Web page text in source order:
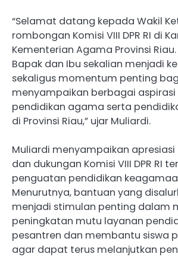
“Selamat datang kepada Wakil
rombongan Komisi VIII DPR RI di
Kementerian Agama Provinsi
Bapak dan Ibu sekalian menjadi
sekaligus momentum penting
menyampaikan berbagai aspirasi
pendidikan agama serta
di Provinsi Riau,” ujar Muliardi.
Muliardi menyampaikan
dan dukungan Komisi VIII DPR RI
penguatan pendidikan
Menurutnya, bantuan yang
menjadi stimulan penting dalam
peningkatan mutu layanan
pesantren dan membantu siswa
agar dapat terus melanjutkan